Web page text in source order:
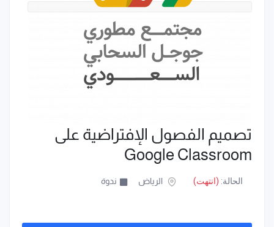
‫تصميم الفصول الإفتراضية على
Google Classroom‬
الحالة: (انتهت) الرياض ندوة